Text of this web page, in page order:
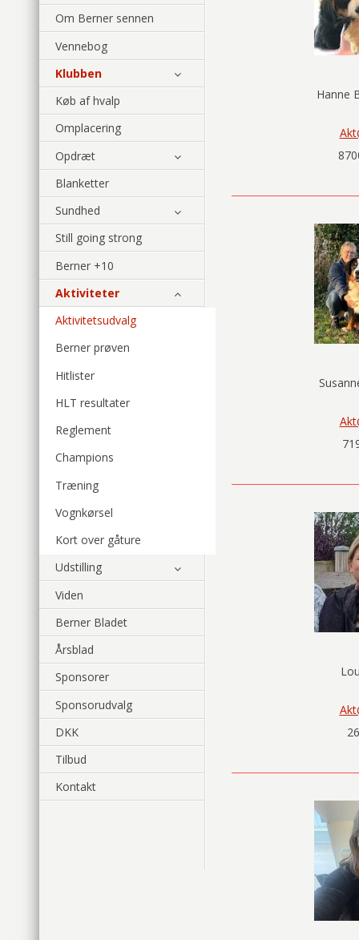
Om Berner sennen
Vennebog
Klubben
Køb af hvalp
Omplacering
Opdræt
Blanketter
Sundhed
Still going strong
Berner +10
Aktiviteter
Aktivitetsudvalg
Berner prøven
Hitlister
HLT resultater
Reglement
Champions
Træning
Vognkørsel
Kort over gåture
Udstilling
Viden
Berner Bladet
Årsblad
Sponsorer
Sponsorudvalg
DKK
Tilbud
Kontakt
Hanne